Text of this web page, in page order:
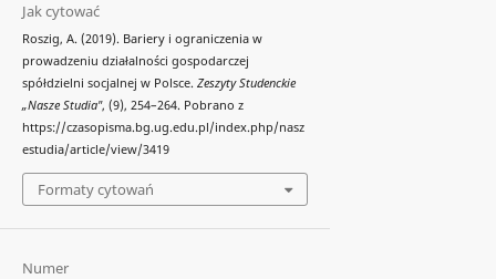
Jak cytować
Roszig, A. (2019). Bariery i ograniczenia w
prowadzeniu działalności gospodarczej
spółdzielni socjalnej w Polsce. Zeszyty Studenckie
„Nasze Studia", (9), 254–264. Pobrano z
https://czasopisma.bg.ug.edu.pl/index.php/nasz
estudia/article/view/3419
Formaty cytowań
Numer